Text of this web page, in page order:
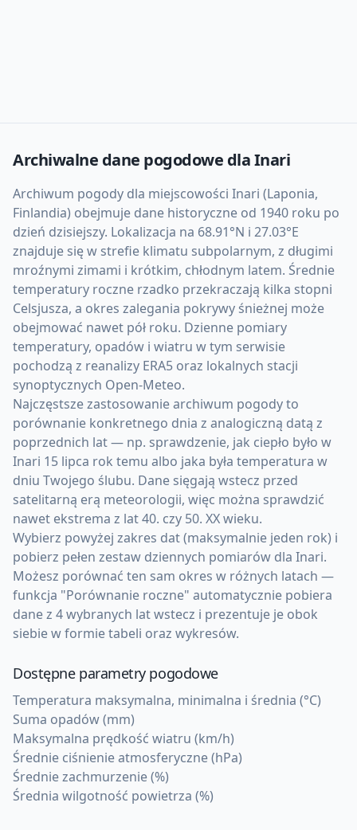
Archiwalne dane pogodowe dlaInari
Archiwum pogody dla miejscowości Inari (Laponia,
Finlandia) obejmuje dane historyczne od 1940 roku po
dzień dzisiejszy. Lokalizacja na 68.91°N i 27.03°E
znajduje się w strefie klimatu subpolarnym, z długimi
mroźnymi zimami i krótkim, chłodnym latem. Średnie
temperatury roczne rzadko przekraczają kilka stopni
Celsjusza, a okres zalegania pokrywy śnieżnej może
obejmować nawet pół roku. Dzienne pomiary
temperatury, opadów i wiatru w tym serwisie
pochodzą z reanalizy ERA5 oraz lokalnych stacji
synoptycznych Open-Meteo.
Najczęstsze zastosowanie archiwum pogody to
porównanie konkretnego dnia z analogiczną datą z
poprzednich lat — np. sprawdzenie, jak ciepło było w
Inari 15 lipca rok temu albo jaka była temperatura w
dniu Twojego ślubu. Dane sięgają wstecz przed
satelitarną erą meteorologii, więc można sprawdzić
nawet ekstrema z lat 40. czy 50. XX wieku.
Wybierz powyżej zakres dat (maksymalnie jeden rok) i
pobierz pełen zestaw dziennych pomiarów dla Inari.
Możesz porównać ten sam okres w różnych latach —
funkcja "Porównanie roczne" automatycznie pobiera
dane z 4 wybranych lat wstecz i prezentuje je obok
siebie w formie tabeli oraz wykresów.
Dostępne parametry pogodowe
Temperatura maksymalna, minimalna i średnia (°C)
Suma opadów (mm)
Maksymalna prędkość wiatru (km/h)
Średnie ciśnienie atmosferyczne (hPa)
Średnie zachmurzenie (%)
Średnia wilgotność powietrza (%)